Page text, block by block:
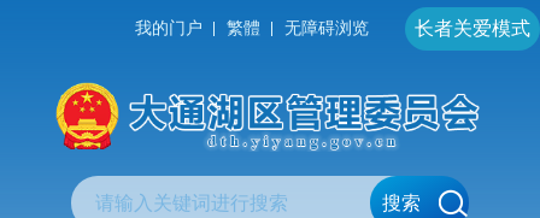
我的门户 繁體 无障碍浏览 长者关爱模式
搜索